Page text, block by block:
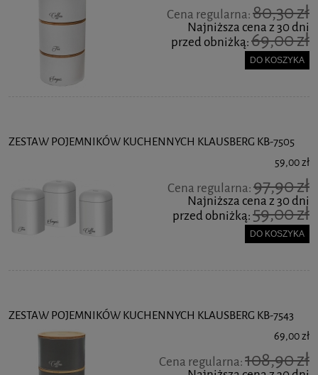
Cena regularna:80,30 zł
Najniższa cena z 30 dni
przed obniżką:69,00 zł
DO KOSZYKA
ZESTAW POJEMNIKÓW KUCHENNYCH KLAUSBERG KB-7505
59,00 zł
Cena regularna:97,90 zł
Najniższa cena z 30 dni
przed obniżką:59,00 zł
DO KOSZYKA
ZESTAW POJEMNIKÓW KUCHENNYCH KLAUSBERG KB-7543
69,00 zł
Cena regularna:108,90 zł